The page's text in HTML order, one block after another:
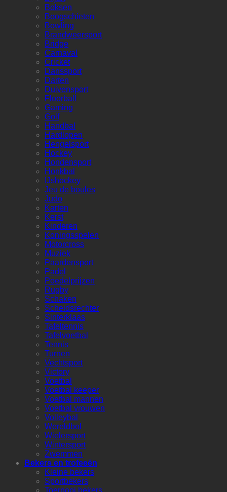
Boksen
Boogschieten
Bowling
Brandweersport
Bridge
Carnaval
Cricket
Danssport
Darten
Duivensport
Floorball
Gaming
Golf
Handbal
Hardlopen
Hengelsport
Hockey
Hondensport
Honkbal
IJshockey
Jeu de boules
Judo
Karten
Kerst
Kinderen
Koningsspelen
Motorcross
Muziek
Paardensport
Padel
Poedelprijzen
Rugby
Schaken
Scheidsrechter
Sinterklaas
Tafeltennis
Tafelvoetbal
Tennis
Turnen
Vechtsport
Victory
Voetbal
Voetbal keeper
Voetbal mannen
Voetbal vrouwen
Volleybal
Wereldbol
Wielersport
Wintersport
Zwemmen
Bekers en trofeeën
Kleine bekers
Sportbekers
Toernooi bekers